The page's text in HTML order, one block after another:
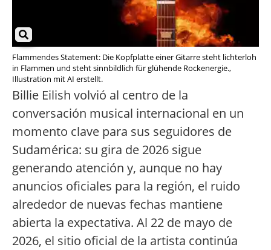
Flammendes Statement: Die Kopfplatte einer Gitarre steht lichterloh
in Flammen und steht sinnbildlich für glühende Rockenergie.,
Illustration mit AI erstellt.
Billie Eilish volvió al centro de la
conversación musical internacional en un
momento clave para sus seguidores de
Sudamérica: su gira de 2026 sigue
generando atención y, aunque no hay
anuncios oficiales para la región, el ruido
alrededor de nuevas fechas mantiene
abierta la expectativa. Al 22 de mayo de
2026, el sitio oficial de la artista continúa